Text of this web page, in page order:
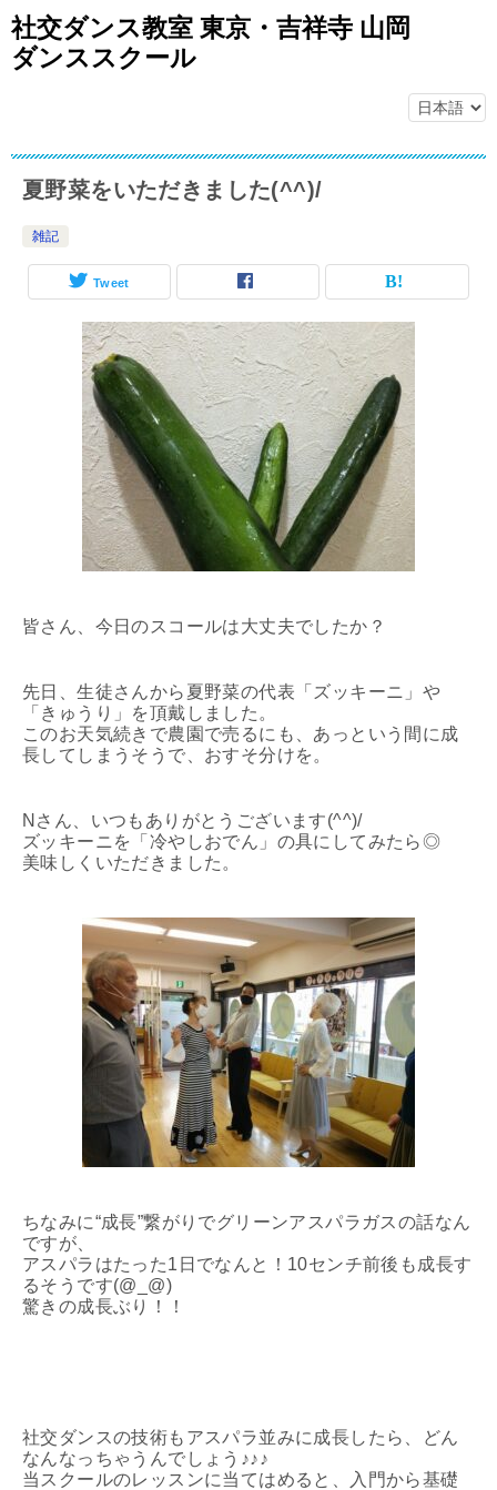
社交ダンス教室 東京・吉祥寺 山岡
ダンススクール
夏野菜をいただきました(^^)/
雑記
Tweet
皆さん、今日のスコールは大丈夫でしたか？
先日、生徒さんから夏野菜の代表「ズッキーニ」や
「きゅうり」を頂戴しました。
このお天気続きで農園で売るにも、あっという間に成
長してしまうそうで、おすそ分けを。
Nさん、いつもありがとうございます(^^)/
ズッキーニを「冷やしおでん」の具にしてみたら◎
美味しくいただきました。
ちなみに“成長”繋がりでグリーンアスパラガスの話なん
ですが、
アスパラはたった1日でなんと！10センチ前後も成長す
るそうです(@_@)
驚きの成長ぶり！！
社交ダンスの技術もアスパラ並みに成長したら、どん
なんなっちゃうんでしょう♪♪♪
当スクールのレッスンに当てはめると、入門から基礎